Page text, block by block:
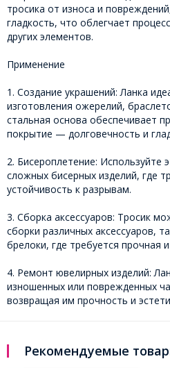
тросика от износа и
гладкость, что облегчает
других элементов.
Применение
1. Создание украшений: Ланка
изготовления ожерелий,
стальная основа обеспечивает
покрытие — долговечность и
2. Бисероплетение: Используйте
сложных бисерных изделий, где
устойчивость к разрывам.
3. Сборка аксессуаров: Тросик
сборки различных аксессуаров,
брелоки, где требуется прочная
4. Ремонт ювелирных изделий:
изношенных или поврежденных
возвращая им прочность и
Рекомендуемые